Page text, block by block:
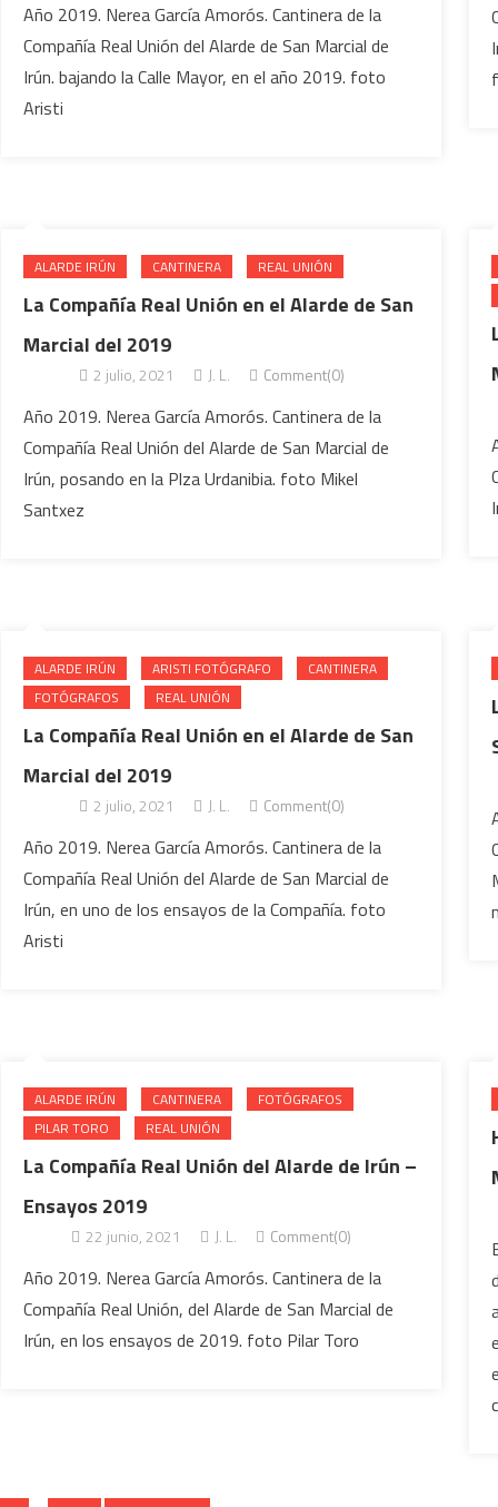
Año 2019. Nerea García Amorós. Cantinera de la
Compañía Real Unión del Alarde de San Marcial de
Irún. bajando la Calle Mayor, en el año 2019. foto
Aristi
ALARDE IRÚN CANTINERA REAL UNIÓN
La Compañía Real Unión en el Alarde de San
Marcial del 2019
2 julio, 2021 J. L. Comment(0)
Año 2019. Nerea García Amorós. Cantinera de la
Compañía Real Unión del Alarde de San Marcial de
Irún, posando en la Plza Urdanibia. foto Mikel
Santxez
ALARDE IRÚN ARISTI FOTÓGRAFO
CANTINERA
FOTÓGRAFOS
REAL UNIÓN
La Compañía Real Unión en el Alarde de San
Marcial del 2019
2 julio, 2021 J. L. Comment(0)
Año 2019. Nerea García Amorós. Cantinera de la
Compañía Real Unión del Alarde de San Marcial de
Irún, en uno de los ensayos de la Compañía. foto
Aristi
ALARDE IRÚN CANTINERA
FOTÓGRAFOS
PILAR TORO
REAL UNIÓN
La Compañía Real Unión del Alarde de Irún –
Ensayos 2019
22 junio, 2021 J. L. Comment(0)
Año 2019. Nerea García Amorós. Cantinera de la
Compañía Real Unión, del Alarde de San Marcial de
Irún, en los ensayos de 2019. foto Pilar Toro